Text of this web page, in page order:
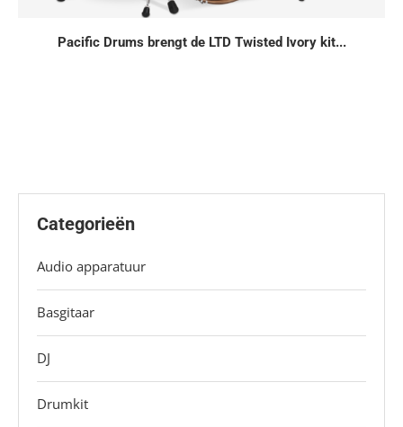
Pacific Drums brengt de LTD Twisted Ivory kit...
Categorieën
Audio apparatuur
Basgitaar
DJ
Drumkit